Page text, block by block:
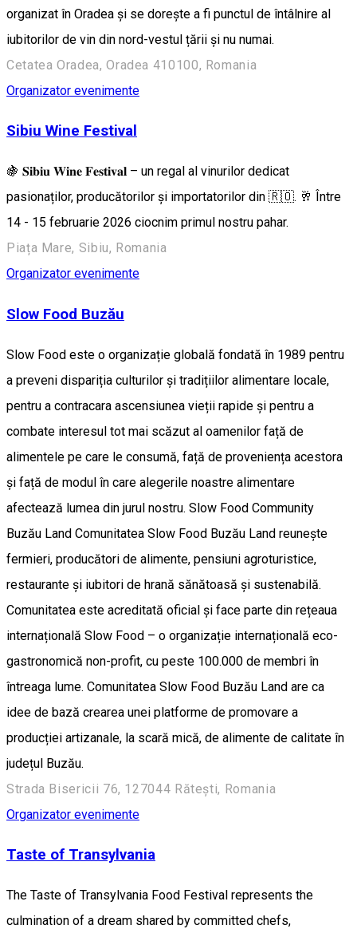
organizat în Oradea și se dorește a fi punctul de întâlnire al
iubitorilor de vin din nord-vestul țării și nu numai.
Cetatea Oradea, Oradea 410100, Romania
Organizator evenimente
Sibiu Wine Festival
🍇 𝐒𝐢𝐛𝐢𝐮 𝐖𝐢𝐧𝐞 𝐅𝐞𝐬𝐭𝐢𝐯𝐚𝐥 – un regal al vinurilor dedicat
pasionaților, producătorilor și importatorilor din 🇷🇴. 🥂 Între
14 - 15 februarie 2026 ciocnim primul nostru pahar.
Piața Mare, Sibiu, Romania
Organizator evenimente
Slow Food Buzău
Slow Food este o organizație globală fondată în 1989 pentru
a preveni dispariția culturilor și tradițiilor alimentare locale,
pentru a contracara ascensiunea vieții rapide și pentru a
combate interesul tot mai scăzut al oamenilor față de
alimentele pe care le consumă, față de proveniența acestora
și față de modul în care alegerile noastre alimentare
afectează lumea din jurul nostru. Slow Food Community
Buzău Land Comunitatea Slow Food Buzău Land reunește
fermieri, producători de alimente, pensiuni agroturistice,
restaurante și iubitori de hrană sănătoasă și sustenabilă.
Comunitatea este acreditată oficial și face parte din rețeaua
internațională Slow Food – o organizație internațională eco-
gastronomică non-profit, cu peste 100.000 de membri în
întreaga lume. Comunitatea Slow Food Buzău Land are ca
idee de bază crearea unei platforme de promovare a
producției artizanale, la scară mică, de alimente de calitate în
județul Buzău.
Strada Bisericii 76, 127044 Răteşti, Romania
Organizator evenimente
Taste of Transylvania
The Taste of Transylvania Food Festival represents the
culmination of a dream shared by committed chefs,